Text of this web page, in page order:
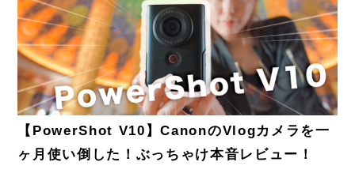
【PowerShot V10】CanonのVlogカメラを一
ヶ月使い倒した！ぶっちゃけ本音レビュー！